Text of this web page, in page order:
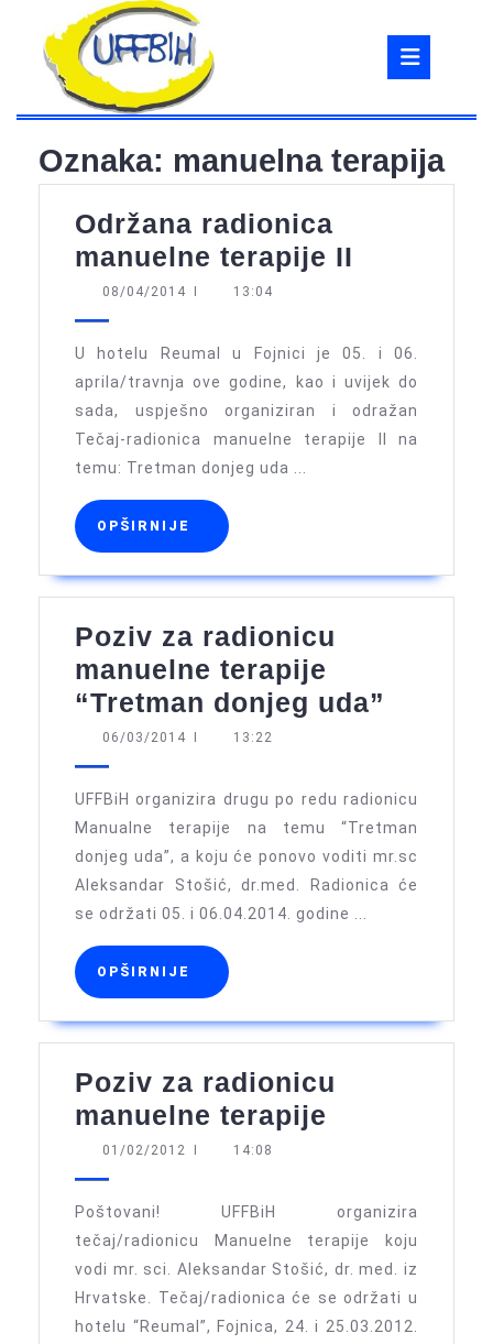
content
Oznaka: manuelna terapija
Održana radionica
manuelne terapije II
terapije
II
08/04/2014 08/04/2014
I 13:04
U hotelu Reumal u Fojnici je 05. i 06.
aprila/travnja ove godine, kao i uvijek do
sada, uspješno organiziran i odražan
Tečaj-radionica manuelne terapije II na
temu: Tretman donjeg uda ...
OPŠIRNIJE OPŠIRNIJE
Poziv za radionicu
manuelne terapije
“Tretman donjeg uda”
terapije
donjeg
06/03/2014 06/03/2014
I 13:22
UFFBiH organizira drugu po redu radionicu
Manualne terapije na temu “Tretman
donjeg uda”, a koju će ponovo voditi mr.sc
Aleksandar Stošić, dr.med. Radionica će
se održati 05. i 06.04.2014. godine ...
OPŠIRNIJE OPŠIRNIJE
Poziv za radionicu
manuelne terapije
manuelne
terapije
01/02/2012 01/02/2012
I 14:08
Poštovani! UFFBiH organizira
tečaj/radionicu Manuelne terapije koju
vodi mr. sci. Aleksandar Stošić, dr. med. iz
Hrvatske. Tečaj/radionica će se održati u
hotelu “Reumal”, Fojnica, 24. i 25.03.2012.